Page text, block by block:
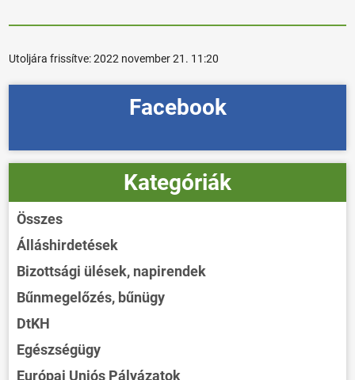
Utoljára frissítve:2022 november 21. 11:20
Facebook
Kategóriák
Összes
Álláshirdetések
Bizottsági ülések, napirendek
Bűnmegelőzés, bűnügy
DtKH
Egészségügy
Európai Uniós Pályázatok